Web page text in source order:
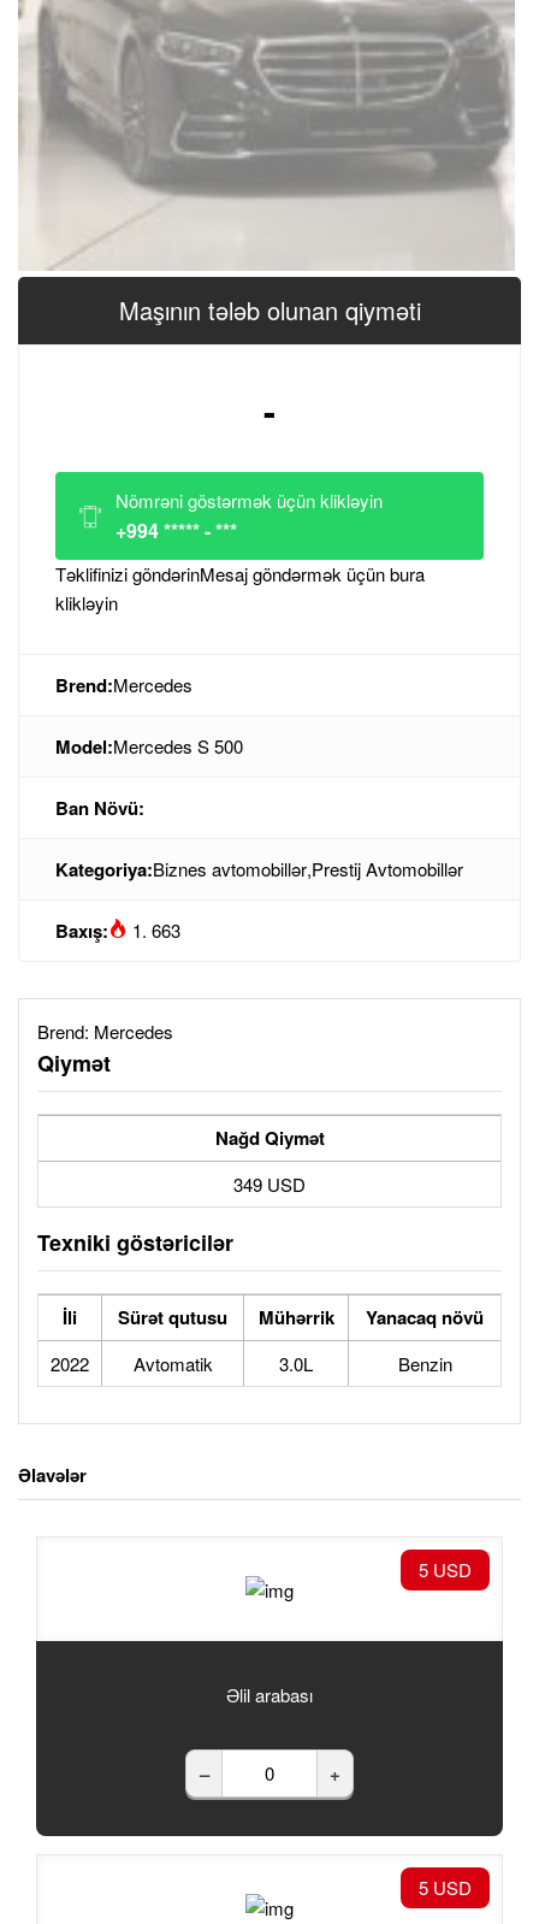
Maşının tələb olunan qiyməti
-
Nömrəni göstərmək üçün klikləyin
+994 ***** - ***
Təklifinizi göndərinMesaj göndərmək üçün bura
klikləyin
Brend:Mercedes
Model:Mercedes S 500
Ban Növü:
Kategoriya:Biznes avtomobillər,Prestij Avtomobillər
Baxış: 1. 663
Brend: Mercedes
Qiymət
Nağd Qiymət
349 USD
Texniki göstəricilər
İli Sürət qutusu Mühərrik Yanacaq növü
2022 Avtomatik 3.0L Benzin
Əlavələr
5 USD
Əlil arabası
– +
5 USD